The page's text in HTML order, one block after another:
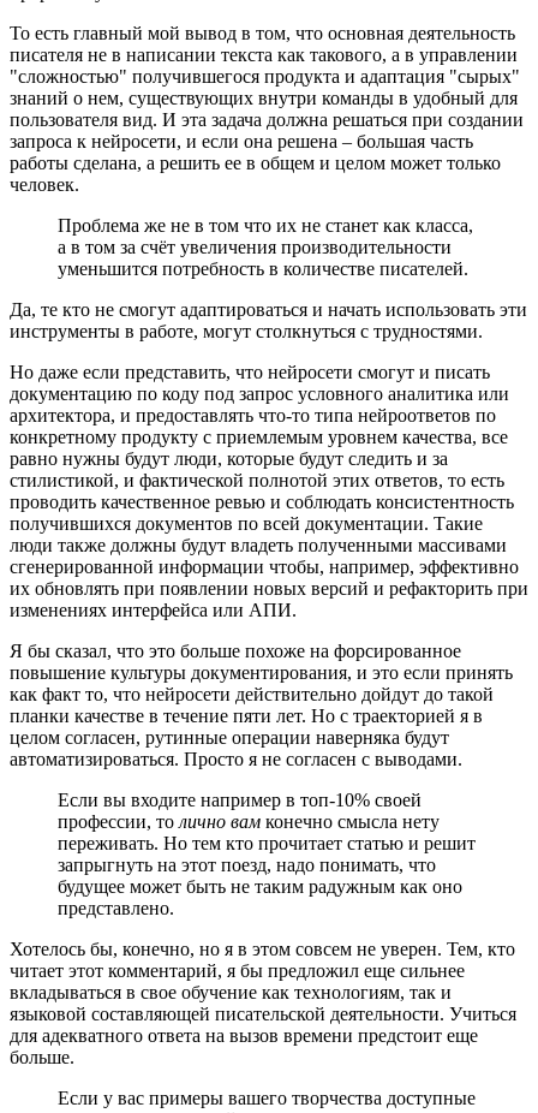
То есть главный мой вывод в том, что основная деятельность
писателя не в написании текста как такового, а в управлении
"сложностью" получившегося продукта и адаптация "сырых"
знаний о нем, существующих внутри команды в удобный для
пользователя вид. И эта задача должна решаться при создании
запроса к нейросети, и если она решена – большая часть
работы сделана, а решить ее в общем и целом может только
человек.
Проблема же не в том что их не станет как класса,
а в том за счёт увеличения производительности
уменьшится потребность в количестве писателей.
Да, те кто не смогут адаптироваться и начать использовать эти
инструменты в работе, могут столкнуться с трудностями.
Но даже если представить, что нейросети смогут и писать
документацию по коду под запрос условного аналитика или
архитектора, и предоставлять что-то типа нейроответов по
конкретному продукту с приемлемым уровнем качества, все
равно нужны будут люди, которые будут следить и за
стилистикой, и фактической полнотой этих ответов, то есть
проводить качественное ревью и соблюдать консистентность
получившихся документов по всей документации. Такие
люди также должны будут владеть полученными массивами
сгенерированной информации чтобы, например, эффективно
их обновлять при появлении новых версий и рефакторить при
изменениях интерфейса или АПИ.
Я бы сказал, что это больше похоже на форсированное
повышение культуры документирования, и это если принять
как факт то, что нейросети действительно дойдут до такой
планки качестве в течение пяти лет. Но с траекторией я в
целом согласен, рутинные операции наверняка будут
автоматизироваться. Просто я не согласен с выводами.
Если вы входите например в топ-10% своей
профессии, то лично вам конечно смысла нету
переживать. Но тем кто прочитает статью и решит
запрыгнуть на этот поезд, надо понимать, что
будущее может быть не таким радужным как оно
представлено.
Хотелось бы, конечно, но я в этом совсем не уверен. Тем, кто
читает этот комментарий, я бы предложил еще сильнее
вкладываться в свое обучение как технологиям, так и
языковой составляющей писательской деятельности. Учиться
для адекватного ответа на вызов времени предстоит еще
больше.
Если у вас примеры вашего творчества доступные